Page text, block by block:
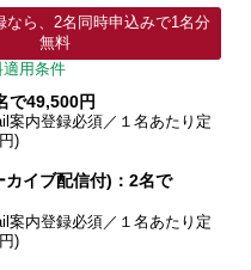
なら、2名同時申込みで1名分
無料
適用条件
で49,500円
内登録必須​／１名あたり定
)
カイブ配信付)：2名で
内登録必須​／１名あたり定
)